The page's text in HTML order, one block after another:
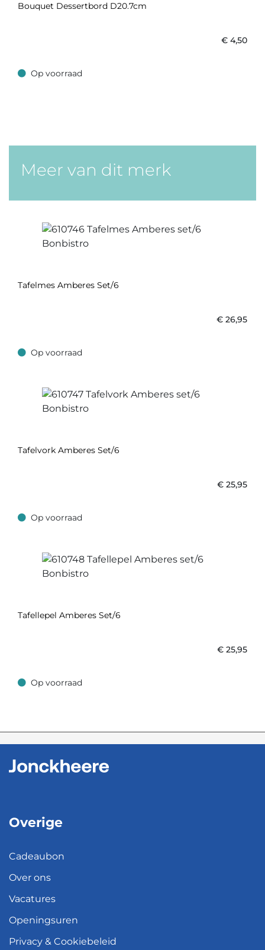
Bouquet Dessertbord D20.7cm
€ 4,50
Op voorraad
Op voorraad
Meer van dit merk
Tafelmes Amberes Set/6
€ 26,95
Op voorraad
Op voorraad
Tafelvork Amberes Set/6
€ 25,95
Op voorraad
Op voorraad
Tafellepel Amberes Set/6
€ 25,95
Op voorraad
Op voorraad
Overige
Cadeaubon
Over ons
Vacatures
Openingsuren
Privacy & Cookiebeleid